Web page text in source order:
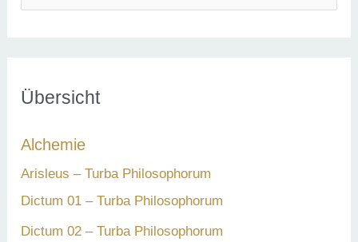
u
e
n
a
c
h
Übersicht
Alchemie
Arisleus – Turba Philosophorum
Dictum 01 – Turba Philosophorum
Dictum 02 – Turba Philosophorum